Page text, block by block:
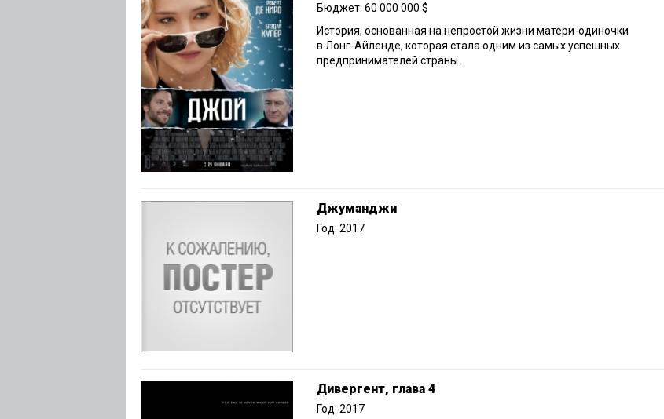
Бюджет: 60 000 000 $
История, основанная на непростой жизни матери-одиночки
в Лонг-Айленде, которая стала одним из самых успешных
предпринимателей страны.
Джуманджи
Год: 2017
Дивергент, глава 4
Год: 2017